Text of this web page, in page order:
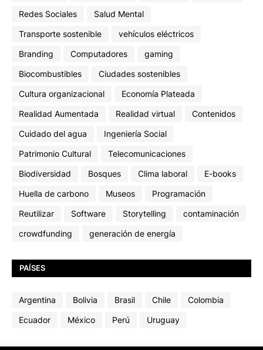
Redes Sociales
Salud Mental
Transporte sostenible
vehículos eléctricos
Branding
Computadores
gaming
Biocombustibles
Ciudades sostenibles
Cultura organizacional
Economía Plateada
Realidad Aumentada
Realidad virtual
Contenidos
Cuidado del agua
Ingeniería Social
Patrimonio Cultural
Telecomunicaciones
Biodiversidad
Bosques Clima laboral
E-books
Huella de carbono
Museos
Programación
Reutilizar
Software Storytelling
contaminación
crowdfunding
generación de energía
PAÍSES
Argentina Bolivia Brasil Chile
Colombia
Ecuador
México Perú Uruguay